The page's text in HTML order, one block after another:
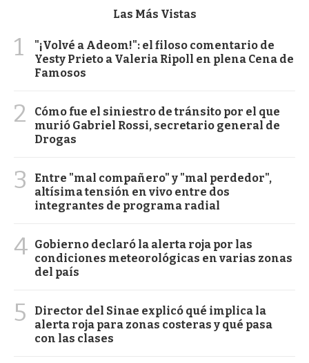
Las Más Vistas
1
"¡Volvé a Adeom!": el filoso comentario de
Yesty Prieto a Valeria Ripoll en plena Cena de
Famosos
2
Cómo fue el siniestro de tránsito por el que
murió Gabriel Rossi, secretario general de
Drogas
3
Entre "mal compañero" y "mal perdedor",
altísima tensión en vivo entre dos
integrantes de programa radial
4 Gobierno declaró la alerta roja por las
condiciones meteorológicas en varias zonas
del país
5
Director del Sinae explicó qué implica la
alerta roja para zonas costeras y qué pasa
con las clases